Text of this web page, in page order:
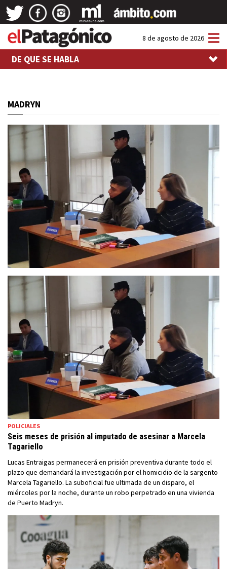
8 de agosto de 2026
DE QUE SE HABLA
MADRYN
POLICIALES
Seis meses de prisión al imputado de asesinar a Marcela
Tagariello
Lucas Entraigas permanecerá en prisión preventiva durante todo el
plazo que demandará la investigación por el homicidio de la sargento
Marcela Tagariello. La suboficial fue ultimada de un disparo, el
miércoles por la noche, durante un robo perpetrado en una vivienda
de Puerto Madryn.